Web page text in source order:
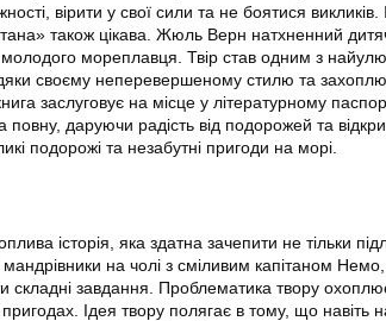
вірити у свої сили та не боятися викликів.
також цікава. Жюль Верн натхненний
молодого мореплавця. Твір став одним з
своєму неперевершеному стилю та
заслуговує на місце у літературному
даруючи радість від подорожей та
подорожі та незабутні пригоди на морі.
історія, яка здатна зачепити не тільки
мандрівники на чолі з сміливим капітаном
складні завдання. Проблематика твору
пригодах. Ідея твору полягає в тому, що навіть